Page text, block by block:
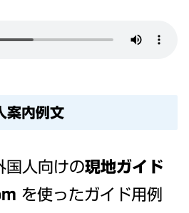
案内例文
国人向けの現地ガイド
を使ったガイド用例